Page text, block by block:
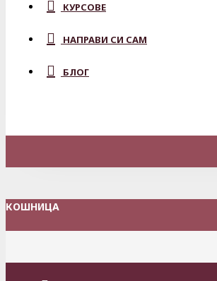
КУРСОВЕ
НАПРАВИ СИ САМ
БЛОГ
КОШНИЦА